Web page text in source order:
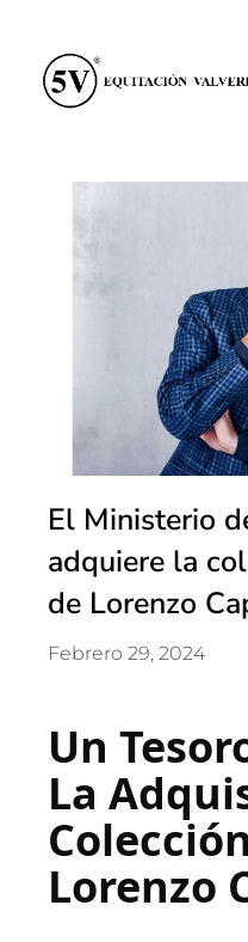
El Ministerio
adquiere la
de Lorenzo
Febrero 29, 2024
Un
La
Lorenzo